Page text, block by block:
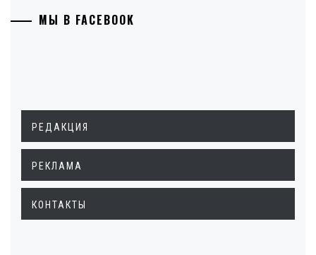
МЫ В FACEBOOK
РЕДАКЦИЯ
РЕКЛАМА
КОНТАКТЫ